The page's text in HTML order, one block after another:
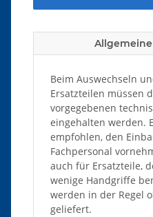
Beim Auswechseln
Ersatzteilen müssen
vorgegebenen
eingehalten werden.
empfohlen, den
Fachpersonal
auch für Ersatzteile,
wenige Handgriffe
werden in der Regel
geliefert.